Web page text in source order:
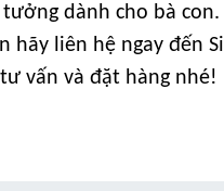
tưởng dành cho bà con.
hãy liên hệ ngay đến
vấn và đặt hàng nhé!